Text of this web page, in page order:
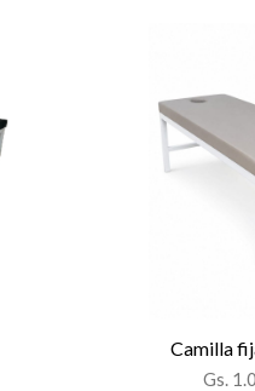
Camilla
Gs.